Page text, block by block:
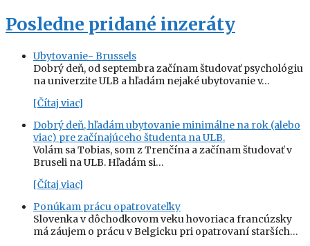
Posledne pridané inzeráty
Ubytovanie- Brussels
Dobrý deň, od septembra začínam študovať psychológiu
na univerzite ULB a hľadám nejaké ubytovanie v…
[Čítaj viac]
Dobrý deň, hľadám ubytovanie minimálne na rok (alebo
viac) pre začínajúceho študenta na ULB.
Volám sa Tobias, som z Trenčína a začínam študovať v
Bruseli na ULB. Hľadám si…
[Čítaj viac]
Ponúkam prácu opatrovateľky
Slovenka v dôchodkovom veku hovoriaca francúzsky
má záujem o prácu v Belgicku pri opatrovaní starších…